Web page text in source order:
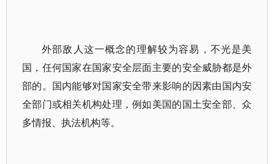
外部敌人这一概念的理解较为容易，不光是美
国，任何国家在国家安全层面主要的安全威胁都是外
部的。国内能够对国家安全带来影响的因素由国内安
全部门或相关机构处理，例如美国的国土安全部、众
多情报、执法机构等。